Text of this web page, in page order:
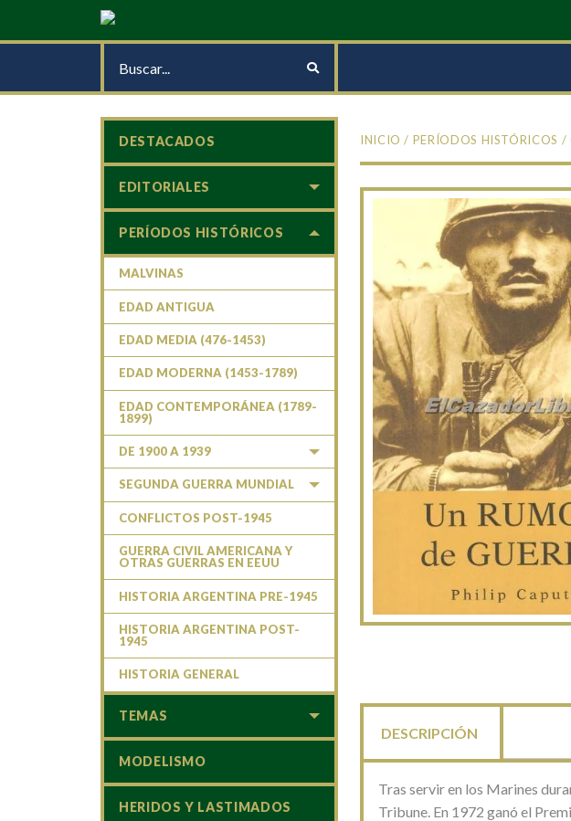
INICIO / PERÍODOS HISTÓRICOS /
DESCRIPCIÓN
Tras servir en los Marines
Tribune. En 1972 ganó el
DESTACADOS
EDITORIALES
PERÍODOS HISTÓRICOS
MALVINAS
EDAD ANTIGUA
EDAD MEDIA (476-1453)
EDAD MODERNA (1453-1789)
EDAD CONTEMPORÁNEA (1789-
1899)
DE 1900 A 1939
SEGUNDA GUERRA MUNDIAL
CONFLICTOS POST-1945
GUERRA CIVIL AMERICANA Y
OTRAS GUERRAS EN EEUU
HISTORIA ARGENTINA PRE-1945
HISTORIA ARGENTINA POST-
1945
HISTORIA GENERAL
TEMAS
MODELISMO
HERIDOS Y LASTIMADOS